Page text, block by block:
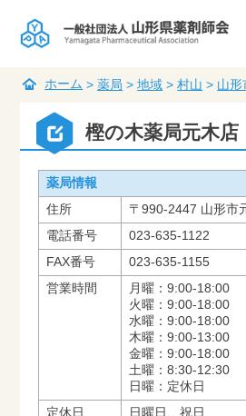
ホーム >薬局 >地域 >村山 > 山形
樫の木薬局元木店
薬局情報
住所
〒990-2447 山形市
電話番号
023-635-1122
FAX番号
023-635-1155
営業時間
月曜：9:00-18:00
火曜：9:00-18:00
水曜：9:00-18:00
木曜：9:00-13:00
金曜：9:00-18:00
土曜：8:30-12:30
日曜：定休日
定休日
日曜日、祝日